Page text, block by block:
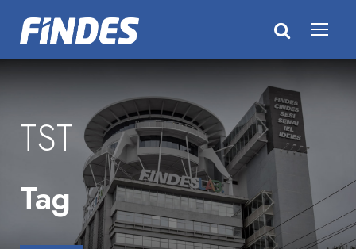
TST
Tag